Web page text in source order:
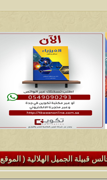
قبيلة الجميل الهلالية (